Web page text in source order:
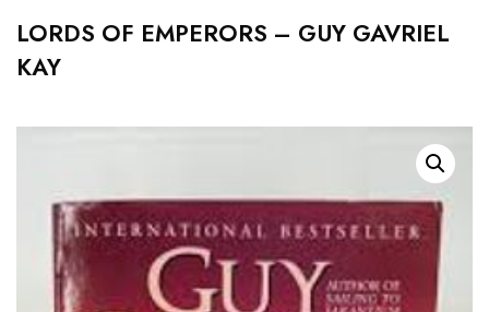
LORDS OF EMPERORS – GUY GAVRIEL
KAY